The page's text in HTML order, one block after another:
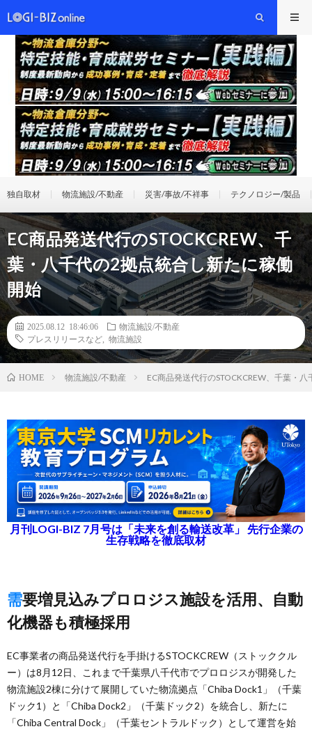
独自取材 物流施設/不動産 災害/事故/不祥事 テクノロジー/製品
EC商品発送代行のSTOCKCREW、千
葉・八千代の2拠点統合し新たに稼働
開始
2025.08.12 18:46:06
物流施設/不動産
プレスリリースなど
物流施設
HOME 物流施設/不動産 EC商品発送代行のSTOCKCREW、千葉・
月刊LOGI-BIZ 7月号は「未来を創る輸送改革」 先行企業の
生存戦略を徹底取材
需要増見込みプロロジス施設を活用、自動
化機器も積極採用
EC事業者の商品発送代行を手掛けるSTOCKCREW（ストッククル
ー）は8月12日、これまで千葉県八千代市でプロロジスが開発した
物流施設2棟に分けて展開していた物流拠点「Chiba Dock1」（千葉
ドック1）と「Chiba Dock2」（千葉ドック2）を統合し、新たに
「Chiba Central Dock」（千葉セントラルドック）として運営を始